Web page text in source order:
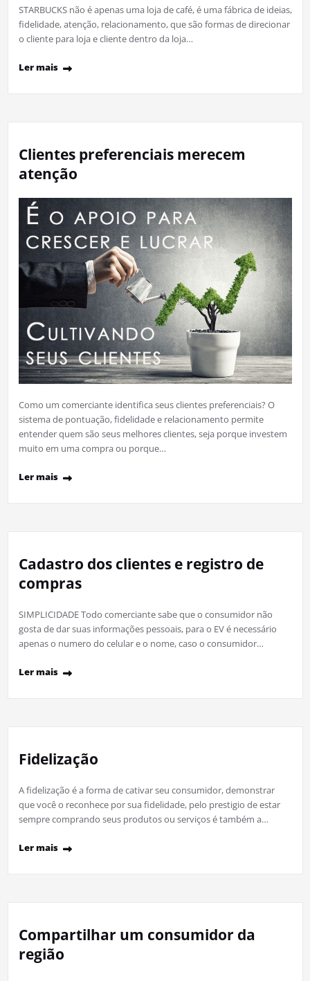
STARBUCKS não é apenas uma loja de café, é uma fábrica de ideias,
fidelidade, atenção, relacionamento, que são formas de direcionar
o cliente para loja e cliente dentro da loja…
Ler mais
Clientes preferenciais merecem
atenção
Como um comerciante identifica seus clientes preferenciais? O
sistema de pontuação, fidelidade e relacionamento permite
entender quem são seus melhores clientes, seja porque investem
muito em uma compra ou porque…
Ler mais
Cadastro dos clientes e registro de
compras
SIMPLICIDADE Todo comerciante sabe que o consumidor não
gosta de dar suas informações pessoais, para o EV é necessário
apenas o numero do celular e o nome, caso o consumidor…
Ler mais
Fidelização
A fidelização é a forma de cativar seu consumidor, demonstrar
que você o reconhece por sua fidelidade, pelo prestigio de estar
sempre comprando seus produtos ou serviços é também a…
Ler mais
Compartilhar um consumidor da
região